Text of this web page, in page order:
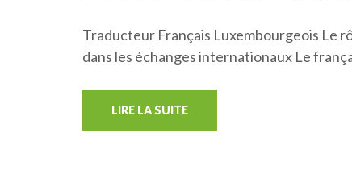
Traducteur Français Luxembourgeois Le
dans les échanges internationaux Le
LIRE LA SUITE